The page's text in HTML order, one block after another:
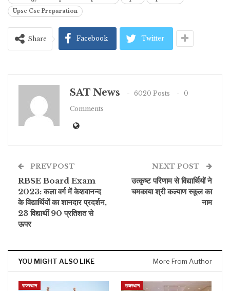
Upsc Cse Preparation
Share Facebook Twitter
SAT News 6020 Posts
0
Comments
PREV POST
RBSE Board Exam
2023: कला वर्ग में केशवानन्द
के विद्यार्थियों का शानदार प्रदर्शन,
23 विद्यार्थी 90 प्रतिशत से
ऊपर
NEXT POST
उत्कृष्ट परिणाम से विद्यार्थियों ने
चमकाया श्री कल्याण स्कूल का
नाम
YOU MIGHT ALSO LIKE More From Author
राजस्थान राजस्थान